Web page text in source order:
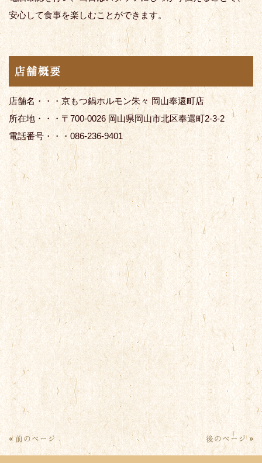
安心して食事を楽しむことができます。
店舗概要
店舗名・・・京もつ鍋ホルモン朱々 岡山奉還町店
所在地・・・〒700-0026 岡山県岡山市北区奉還町2-3-2
電話番号・・・086-236-9401
« 前のページ 後のページ »